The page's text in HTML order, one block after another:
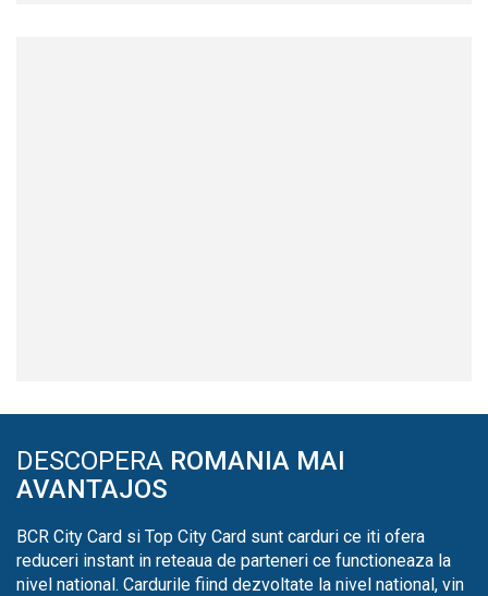
DESCOPERA ROMANIA MAI
AVANTAJOS
BCR City Card si Top City Card sunt carduri ce iti ofera
reduceri instant in reteaua de parteneri ce functioneaza la
nivel national. Cardurile fiind dezvoltate la nivel national, vin